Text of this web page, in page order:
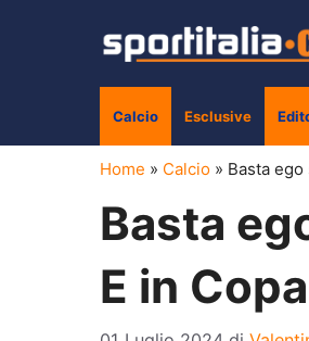
Calcio Esclusive
Home » Calcio » Basta
Basta
E in